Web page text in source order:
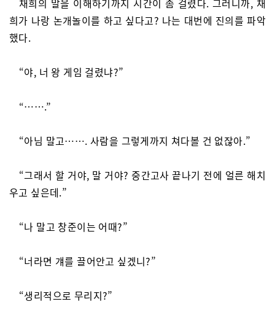
채희의 말을 이해하기까지 시간이 좀 걸렸다. 그러니까, 채
희가 나랑 논개놀이를 하고 싶다고? 나는 대번에 진의를 파악
했다.
“야, 너 왕 게임 걸렸냐?”
“…….”
“아님 말고……. 사람을 그렇게까지 쳐다볼 건 없잖아.”
“그래서 할 거야, 말 거야? 중간고사 끝나기 전에 얼른 해치
우고 싶은데.”
“나 말고 창준이는 어때?”
“너라면 걔를 끌어안고 싶겠니?”
“생리적으로 무리지?”